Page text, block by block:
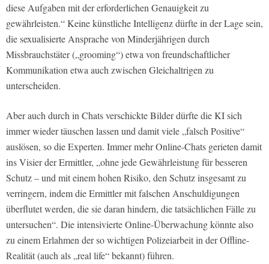
diese Aufgaben mit der erforderlichen Genauigkeit zu
gewährleisten.“ Keine künstliche Intelligenz dürfte in der Lage sein,
die sexualisierte Ansprache von Minderjährigen durch
Missbrauchstäter („grooming“) etwa von freundschaftlicher
Kommunikation etwa auch zwischen Gleichaltrigen zu
unterscheiden.
Aber auch durch in Chats verschickte Bilder dürfte die KI sich
immer wieder täuschen lassen und damit viele „falsch Positive“
auslösen, so die Experten. Immer mehr Online-Chats gerieten damit
ins Visier der Ermittler, „ohne jede Gewährleistung für besseren
Schutz – und mit einem hohen Risiko, den Schutz insgesamt zu
verringern, indem die Ermittler mit falschen Anschuldigungen
überflutet werden, die sie daran hindern, die tatsächlichen Fälle zu
untersuchen“. Die intensivierte Online-Überwachung könnte also
zu einem Erlahmen der so wichtigen Polizeiarbeit in der Offline-
Realität (auch als „real life“ bekannt) führen.